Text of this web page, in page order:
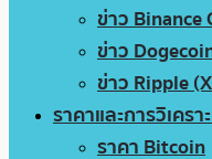
ข่าว Binance
ข่าว
ข่าว Ripple
ราคาและการวิเครา
ราคา Bitcoin